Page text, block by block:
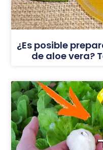
¿Es posible
de aloe vera?